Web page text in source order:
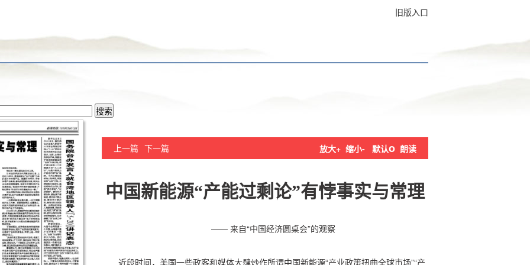
旧版入口
上一篇 下一篇 放大+ 缩小- 默认o 朗读
中国新能源“产能过剩论”有悖事实与常理
—— 来自“中国经济圆桌会”的观察
近段时间，美国一些政客和媒体大肆炒作所谓中国新能源“产业政策扭曲全球市场”“产